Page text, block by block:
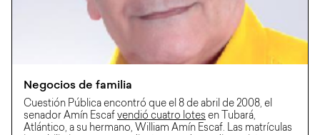
Negocios de familia
Cuestión Pública encontró que el 8 de abril de 2008, el
senador Amín Escaf vendió cuatro lotes en Tubará,
Atlántico, a su hermano, William Amín Escaf. Las matrículas